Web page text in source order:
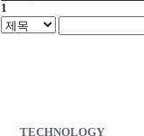
1
TECHNOLOGY